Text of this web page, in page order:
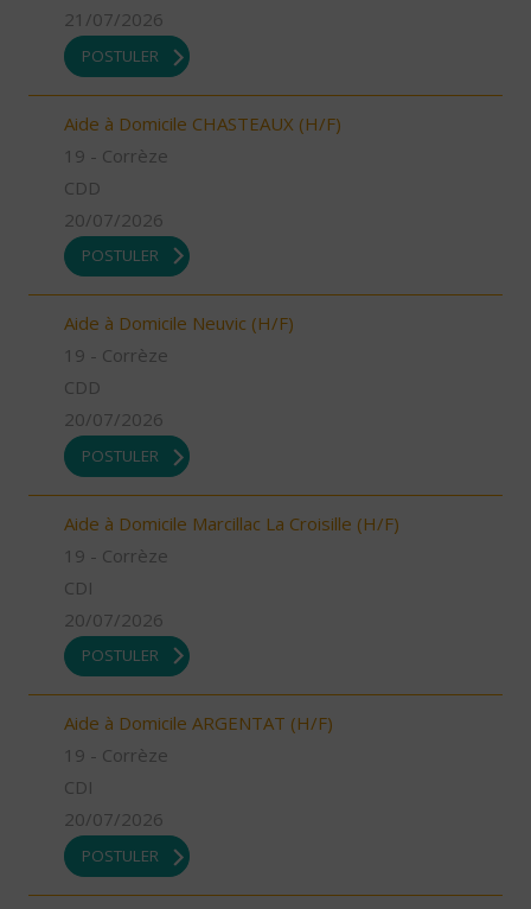
21/07/2026
POSTULER
Aide à Domicile CHASTEAUX (H/F)
19 - Corrèze
CDD
20/07/2026
POSTULER
Aide à Domicile Neuvic (H/F)
19 - Corrèze
CDD
20/07/2026
POSTULER
Aide à Domicile Marcillac La Croisille (H/F)
19 - Corrèze
CDI
20/07/2026
POSTULER
Aide à Domicile ARGENTAT (H/F)
19 - Corrèze
CDI
20/07/2026
POSTULER